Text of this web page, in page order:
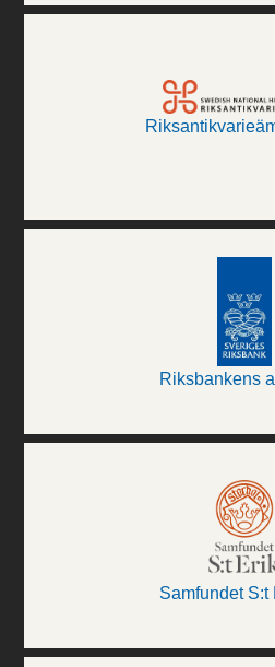
Riksbankens
Samfundet S:t